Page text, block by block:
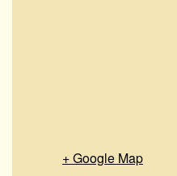
+ Google Map